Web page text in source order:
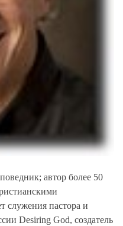
автор более 50
служения пастора и
Desiring God, создатель